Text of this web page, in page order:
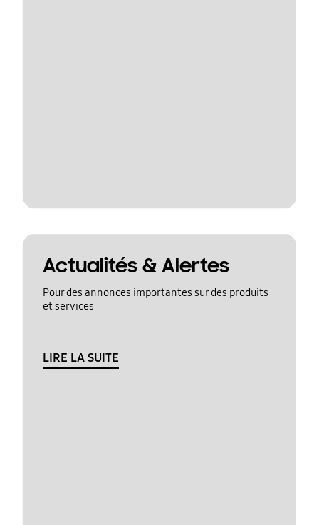
Actualités & Alertes
Pour des annonces importantes sur des produits
et services
LIRE LA SUITE